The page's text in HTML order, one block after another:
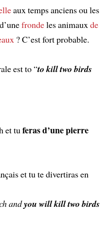
aux temps anciens ou les
frondeles animaux de
? C’est fort probable.
est to “to kill two birds
et tu feras d’une pierre
et tu te divertiras en
andyou will kill two birds